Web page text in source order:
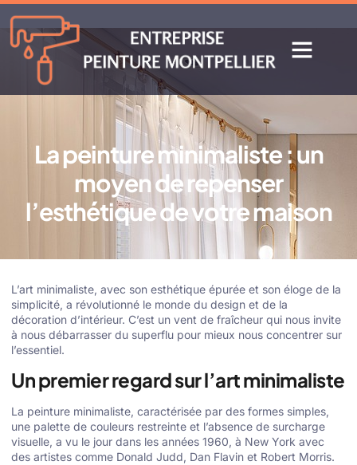
La peinture minimaliste : un
moyen de repenser
l’esthétique de votre maison
L’art minimaliste, avec son esthétique épurée et son éloge de la
simplicité, a révolutionné le monde du design et de la
décoration d’intérieur. C’est un vent de fraîcheur qui nous invite
à nous débarrasser du superflu pour mieux nous concentrer sur
l’essentiel.
Un premier regard sur l’art minimaliste
La peinture minimaliste, caractérisée par des formes simples,
une palette de couleurs restreinte et l’absence de surcharge
visuelle, a vu le jour dans les années 1960, à New York avec
des artistes comme Donald Judd, Dan Flavin et Robert Morris.